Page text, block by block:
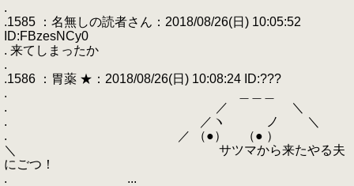
.
.1585 ：名無しの読者さん：2018/08/26(日) 10:05:52
ID:FBzesNCy0
. 来てしまったか
.
.1586 ：胃薬 ★：2018/08/26(日) 10:08:24 ID:???
. ＿＿＿
. ／ ＼
. ／ヽ ノ ＼
. ／ （●） （● ）
＼ サツマから来たやる夫
にごつ！
. ...